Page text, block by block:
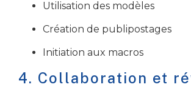
Utilisation des modèles
Création de publipostages
Initiation aux macros
4. Collaboration et